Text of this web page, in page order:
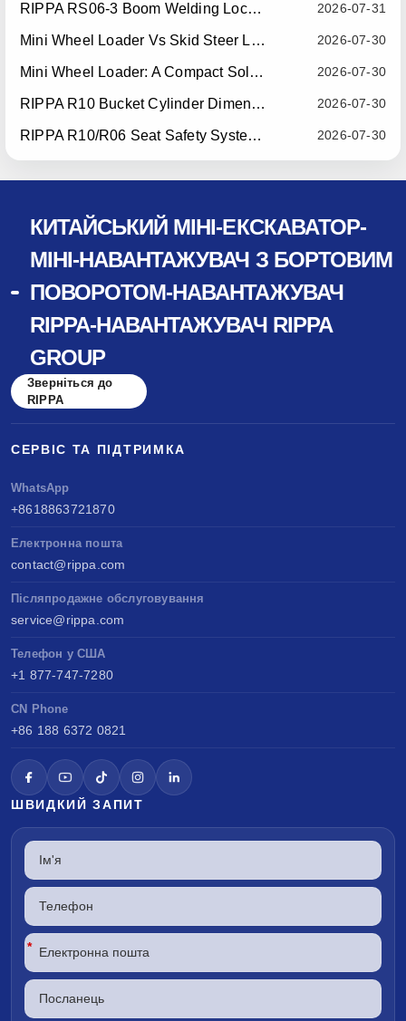
2026-07-31
RIPPA RS06-3 Boom Welding Locating Bar Optimization — Effective July 15, 2026
2026-07-30
Mini Wheel Loader Vs Skid Steer Loader: Which Compact Machine Is Better For Your Business?
2026-07-30
Mini Wheel Loader: A Compact Solution For Efficient Material Handling
2026-07-30
RIPPA R10 Bucket Cylinder Dimension Optimization — Effective July 15, 2026
2026-07-30
RIPPA R10/R06 Seat Safety System Upgrade — Effective July 22, 2026
КИТАЙСЬКИЙ МІНІ-ЕКСКАВАТОР-
МІНІ-НАВАНТАЖУВАЧ З БОРТОВИМ
ПОВОРОТОМ-НАВАНТАЖУВАЧ
RIPPA-НАВАНТАЖУВАЧ RIPPA
GROUP
Зверніться до
RIPPA
СЕРВІС ТА ПІДТРИМКА
WhatsApp
+8618863721870
Електронна пошта
contact@rippa.com
Післяпродажне обслуговування
service@rippa.com
Телефон у США
+1 877-747-7280
CN Phone
+86 188 6372 0821
ШВИДКИЙ ЗАПИТ
*